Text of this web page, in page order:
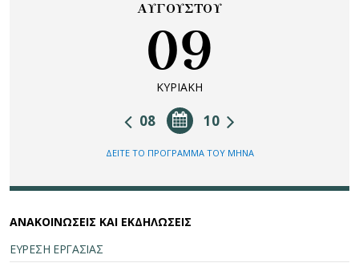
ΑΥΓΟΥΣΤΟΥ
09
ΚΥΡΙΑΚΗ
10
08
ΔΕΙΤΕ ΤΟ ΠΡΟΓΡΑΜΜΑ ΤΟΥ ΜΗΝΑ
ΑΝΑΚΟΙΝΩΣΕΙΣ ΚΑΙ ΕΚΔΗΛΩΣΕΙΣ
ΕΥΡΕΣΗ ΕΡΓΑΣΙΑΣ